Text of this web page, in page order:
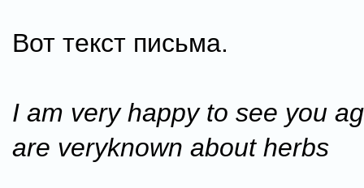
Вот текст письма.
I am very happy to see you
are veryknown about herbs